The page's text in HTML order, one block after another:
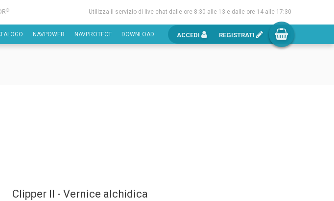
® Utilizza il servizio di live chat dalle ore 8:30 alle 13 e dalle ore 14 alle 17:30
NAVPOWER NAVPROTECT DOWNLOAD ACCEDI REGISTRATI
Clipper II - Vernice alchidica